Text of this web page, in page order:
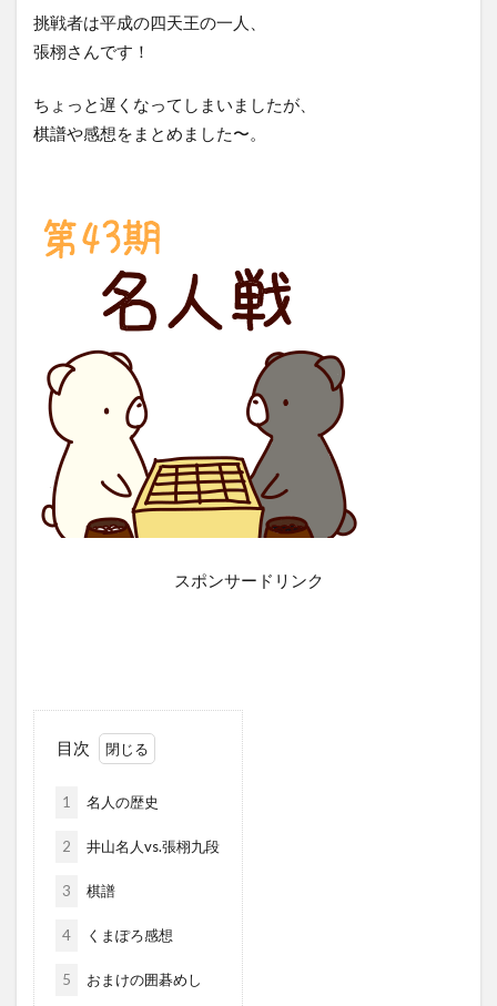
挑戦者は平成の四天王の一人、
張栩さんです！
ちょっと遅くなってしまいましたが、
棋譜や感想をまとめました〜。
スポンサードリンク
目次
1 名人の歴史
2 井山名人vs.張栩九段
3 棋譜
4 くまぽろ感想
5 おまけの囲碁めし